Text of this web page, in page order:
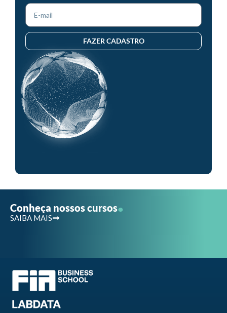
FAZER CADASTRO
Conheça nossos cursos.
SAIBA MAIS